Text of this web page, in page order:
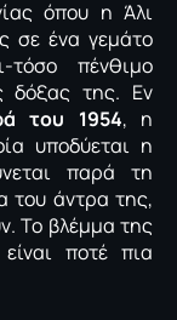
όπου η Άλι
σε ένα γεμάτο
πένθιμο
δόξας της. Εν
του 1954, η
υποδύεται η
παρά τη
του άντρα της,
Το βλέμμα της
ποτέ πια